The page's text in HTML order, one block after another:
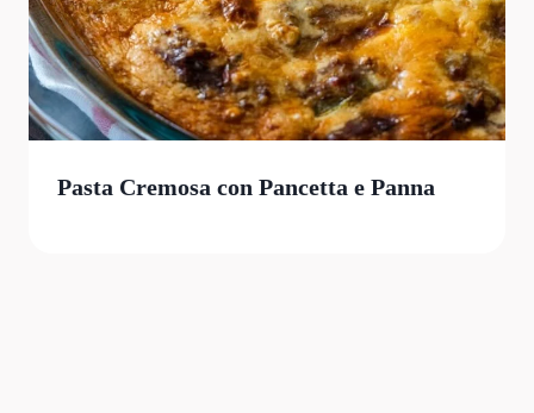
Pasta Cremosa con Pancetta e Panna